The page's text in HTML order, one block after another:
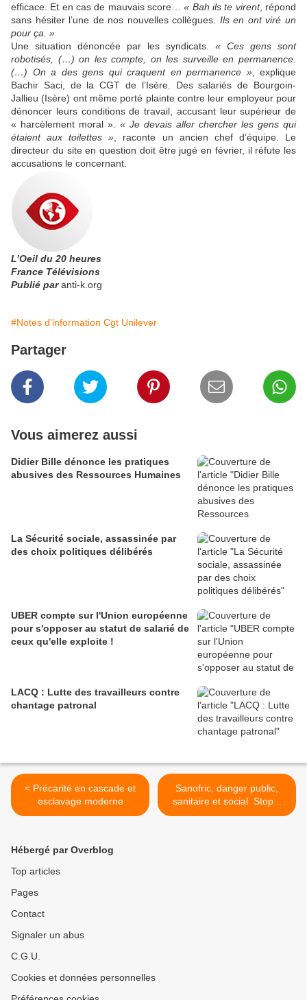
efficace. Et en cas de mauvais score…« Bah ils te virent, répond
sans hésiter l’une de nos nouvelles collègues. Ils en ont viré un
pour ça. »
Une situation dénoncée par les syndicats.
« Ces gens sont
robotisés, (…) on les compte, on les surveille en permanence.
(…) On a des gens qui craquent en permanence », explique
Bachir Saci, de la CGT de l’Isère. Des salariés de Bourgoin-
Jallieu (Isère) ont même porté plainte contre leur employeur pour
dénoncer leurs conditions de travail, accusant leur supérieur de
« harcèlement moral ».
« Je devais aller chercher les gens qui
étaient aux toilettes » , raconte un ancien chef d’équipe. Le
directeur du site en question doit être jugé en février, il réfute les
accusations le concernant.
L’Oeil du 20 heures
France Télévisions
Publié paranti-k.org
#Notes d'information Cgt Unilever
Partager
Vous aimerez aussi
Didier Bille dénonce les pratiques
abusives des Ressources Humaines
La Sécurité sociale, assassinée par
des choix politiques délibérés
UBER compte sur l'Union européenne
pour s'opposer au statut de salarié de
ceux qu'elle exploite !
LACQ : Lutte des travailleurs contre
chantage patronal
< Précarité en cascade et
esclavage moderne
Sanofric, danger public,
sanitaire et social. Stop à
l’impunité des
Hébergé par Overblog
Top articles
Pages
Contact
Signaler un abus
C.G.U.
Cookies et données personnelles